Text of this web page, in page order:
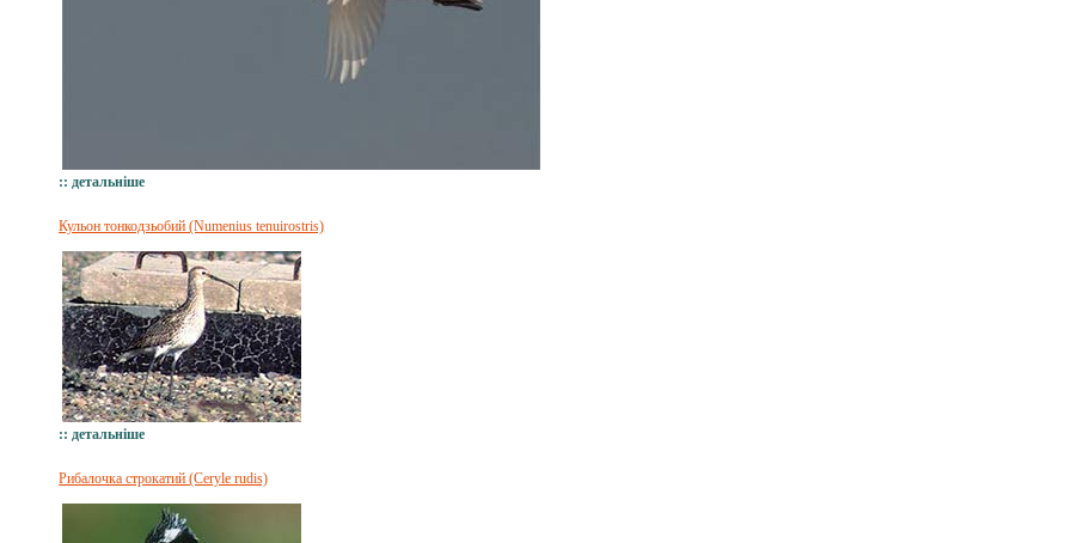
:: детальніше
Кульон тонкодзьобий (Numenius tenuirostris)
:: детальніше
Pибaлoчкa строкатий (Ceryle rudis)